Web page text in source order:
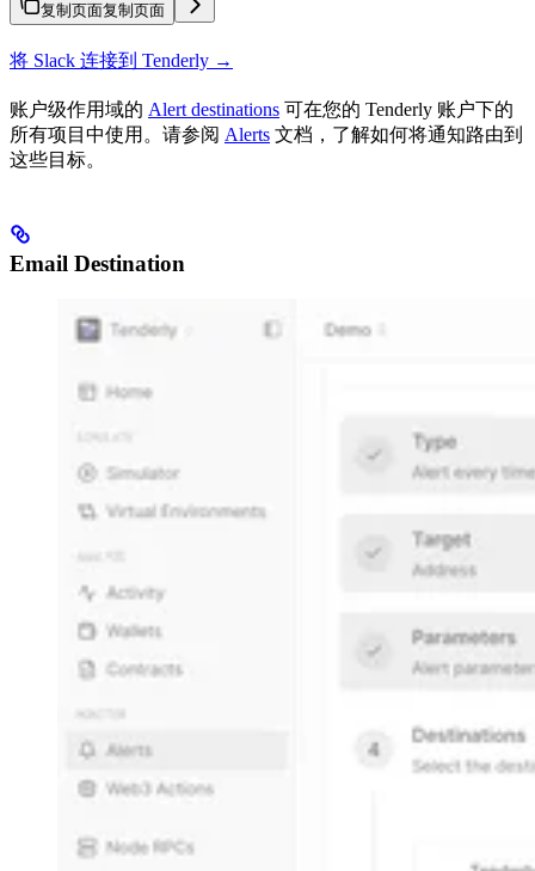
复制页面复制页面
将 Slack 连接到 Tenderly →
账户级作用域的 Alert destinations 可在您的 Tenderly 账户下的
所有项目中使用。请参阅 Alerts 文档，了解如何将通知路由到
这些目标。
Email Destination